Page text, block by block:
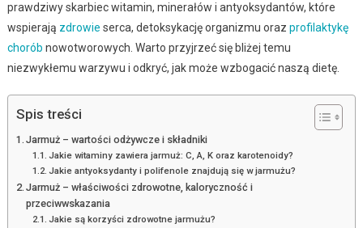
prawdziwy skarbiec witamin, minerałów i antyoksydantów, które
wspierają zdrowie serca, detoksykację organizmu oraz profilaktykę
chorób nowotworowych. Warto przyjrzeć się bliżej temu
niezwykłemu warzywu i odkryć, jak może wzbogacić naszą dietę.
Spis treści
Jarmuż – wartości odżywcze i składniki
Jakie witaminy zawiera jarmuż: C, A, K oraz karotenoidy?
Jakie antyoksydanty i polifenole znajdują się w jarmużu?
Jarmuż – właściwości zdrowotne, kaloryczność i
przeciwwskazania
Jakie są korzyści zdrowotne jarmużu?